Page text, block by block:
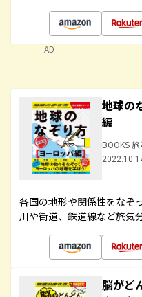
AD
地球の
編
BOOKS
各国の地形や関係性をなぞ
川や街道、鉄道線など旅気
脳がど